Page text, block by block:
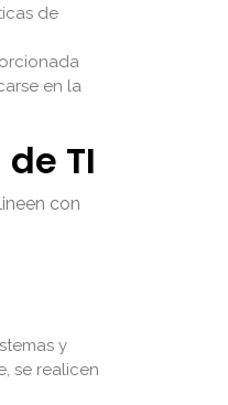
de
en la
TI
con
y
se realicen